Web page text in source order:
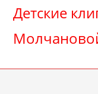
Перейти
содержимому
Детские